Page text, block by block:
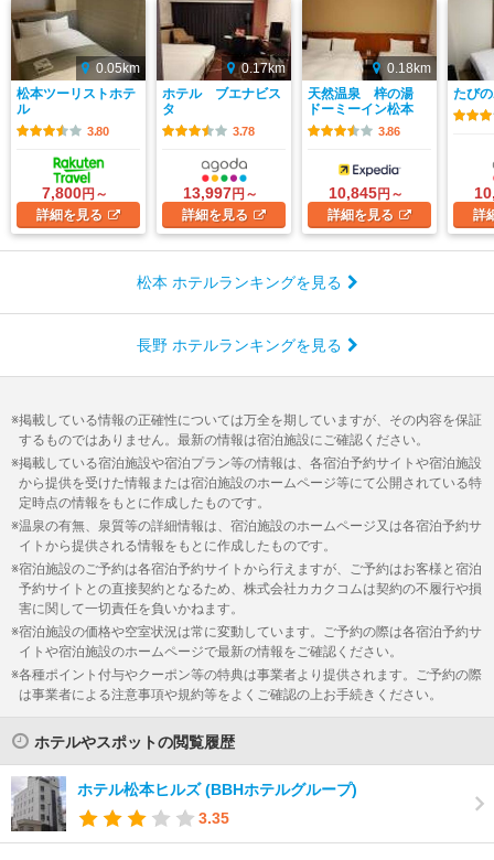
0.05km
松本ツーリストホテ
ル
3.80
7,800円～
詳細を見る
0.17km
ホテル ブエナビス
タ
3.78
13,997円～
詳細を見る
0.18km
天然温泉 梓の湯
ドーミーイン松本
3.86
10,845円～
詳細を見る
たび
詳
松本 ホテルランキングを見る
長野 ホテルランキングを見る
掲載している情報の正確性については万全を期していますが、その内容を保証
するものではありません。最新の情報は宿泊施設にご確認ください。
掲載している宿泊施設や宿泊プラン等の情報は、各宿泊予約サイトや宿泊施設
から提供を受けた情報または宿泊施設のホームページ等にて公開されている特
定時点の情報をもとに作成したものです。
温泉の有無、泉質等の詳細情報は、宿泊施設のホームページ又は各宿泊予約サ
イトから提供される情報をもとに作成したものです。
宿泊施設のご予約は各宿泊予約サイトから行えますが、ご予約はお客様と宿泊
予約サイトとの直接契約となるため、株式会社カカクコムは契約の不履行や損
害に関して一切責任を負いかねます。
宿泊施設の価格や空室状況は常に変動しています。ご予約の際は各宿泊予約サ
イトや宿泊施設のホームページで最新の情報をご確認ください。
各種ポイント付与やクーポン等の特典は事業者より提供されます。ご予約の際
は事業者による注意事項や規約等をよくご確認の上お手続きください。
ホテルやスポットの閲覧履歴
ホテル松本ヒルズ (BBHホテルグループ)
3.35